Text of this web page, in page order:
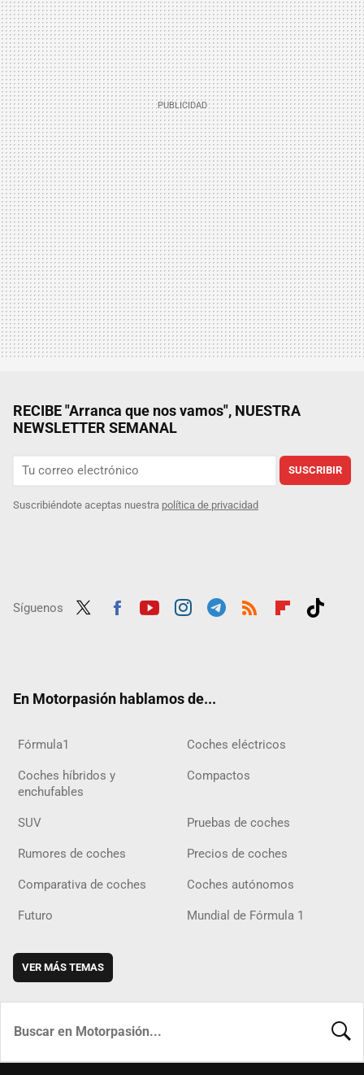
RECIBE "Arranca que nos vamos", NUESTRA
NEWSLETTER SEMANAL
SUSCRIBIR
Suscribiéndote aceptas nuestra política de privacidad
Síguenos
En Motorpasión hablamos de...
Fórmula1 Coches eléctricos
Coches híbridos y
enchufables
Compactos
SUV Pruebas de coches
Rumores de coches Precios de coches
Comparativa de coches Coches autónomos
Futuro Mundial de Fórmula 1
VER MÁS TEMAS